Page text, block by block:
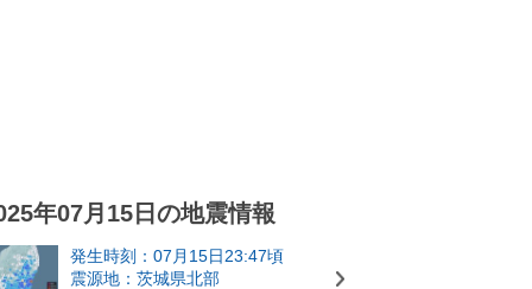
年07月15日の地震情報
発生時刻：07月15日23:47頃
震源地：茨城県北部